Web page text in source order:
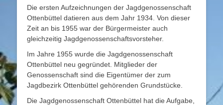
Die ersten Aufzeichnungen der Jagdgenossenschaft
Ottenbüttel datieren aus dem Jahr 1934. Von dieser
Zeit an bis 1955 war der Bürgermeister auch
gleichzeitig Jagdgenossenschaftsvorsteher.
Im Jahre 1955 wurde die Jagdgenossenschaft
Ottenbüttel neu gegründet. Mitglieder der
Genossenschaft sind die Eigentümer der zum
Jagdbezirk Ottenbüttel gehörenden Grundstücke.
Die Jagdgenossenschaft Ottenbüttel hat die Aufgabe,